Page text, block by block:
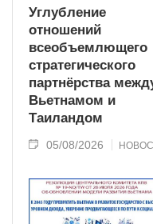
Углубление
отношений
всеобъемлющего
стратегического
партнёрства
Вьетнамом и
Таиландом
05/08/2026